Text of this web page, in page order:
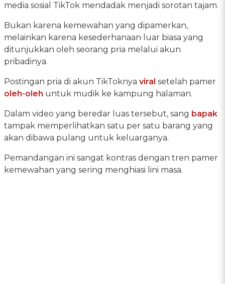
media sosial TikTok mendadak menjadi sorotan tajam.
Bukan karena kemewahan yang dipamerkan,
melainkan karena kesederhanaan luar biasa yang
ditunjukkan oleh seorang pria melalui akun
pribadinya.
Postingan pria di akun TikToknya viral setelah pamer
oleh-oleh untuk mudik ke kampung halaman.
Dalam video yang beredar luas tersebut, sang bapak
tampak memperlihatkan satu per satu barang yang
akan dibawa pulang untuk keluarganya.
Pemandangan ini sangat kontras dengan tren pamer
kemewahan yang sering menghiasi lini masa.